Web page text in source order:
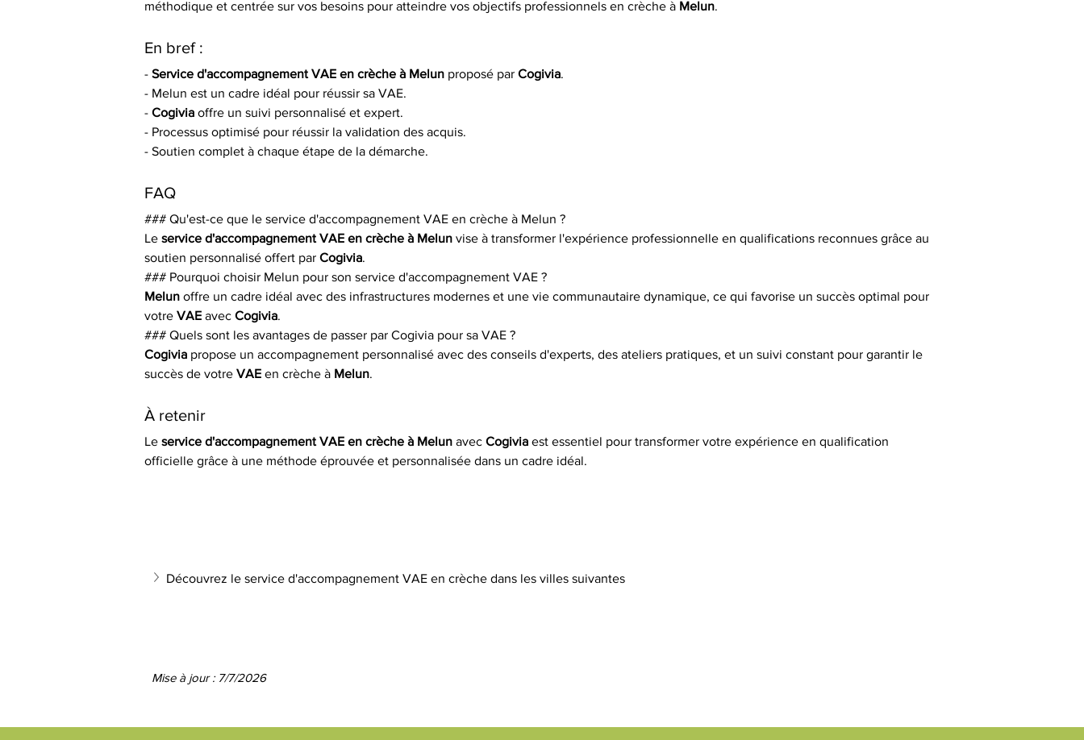
méthodique et centrée sur vos besoins pour atteindre vos objectifs professionnels en crèche à Melun.
En bref :
- Service d'accompagnement VAE en crèche à Melun proposé par Cogivia.
- Melun est un cadre idéal pour réussir sa VAE.
- Cogivia offre un suivi personnalisé et expert.
- Processus optimisé pour réussir la validation des acquis.
- Soutien complet à chaque étape de la démarche.
FAQ
### Qu'est-ce que le service d'accompagnement VAE en crèche à Melun ?
Le service d'accompagnement VAE en crèche à Melun vise à transformer l'expérience professionnelle en qualifications reconnues grâce au
soutien personnalisé offert par Cogivia.
### Pourquoi choisir Melun pour son service d'accompagnement VAE ?
Melun offre un cadre idéal avec des infrastructures modernes et une vie communautaire dynamique, ce qui favorise un succès optimal pour
votre VAE avec Cogivia.
### Quels sont les avantages de passer par Cogivia pour sa VAE ?
Cogivia propose un accompagnement personnalisé avec des conseils d'experts, des ateliers pratiques, et un suivi constant pour garantir le
succès de votre VAE en crèche à Melun.
À retenir
Le service d'accompagnement VAE en crèche à Melun avec Cogivia est essentiel pour transformer votre expérience en qualification
officielle grâce à une méthode éprouvée et personnalisée dans un cadre idéal.
Découvrez le service d'accompagnement VAE en crèche dans les villes suivantes
Mise à jour : 7/7/2026